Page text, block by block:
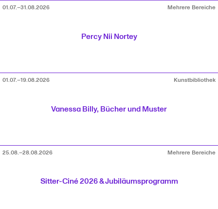
01.07.–31.08.2026 Mehrere Bereiche
Percy Nii Nortey
01.07.–19.08.2026 Kunstbibliothek
Vanessa Billy, Bücher und Muster
25.08.–28.08.2026 Mehrere Bereiche
Sitter-Ciné 2026 & Jubiläumsprogramm